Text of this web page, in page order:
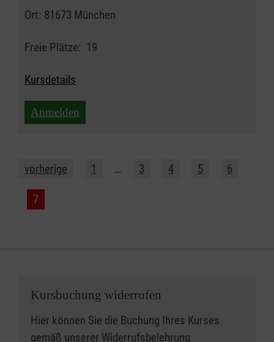
Ort: 81673 München
Freie Plätze: 19
Kursdetails
Anmelden
vorherige 1 … 3 4 5 6
7
Kursbuchung widerrufen
Hier können Sie die Buchung Ihres Kurses
gemäß unserer Widerrufsbelehrung